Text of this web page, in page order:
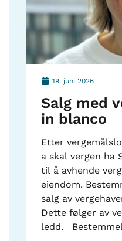
19. juni 2026
Salg med
in blanco
Etter
a skal vergen ha
til å avhende
eiendom.
salg av
Dette følger av
ledd.